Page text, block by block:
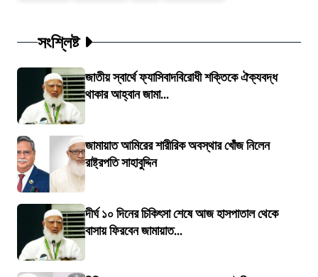
সংশ্লিষ্ট
জাতীয় স্বার্থে ফ্যাসিবাদবিরোধী শক্তিকে ঐক্যবদ্ধ
থাকার আহ্বান জামা...
জামায়াত আমিরের শারীরিক অবস্থার খোঁজ নিলেন
রাষ্ট্রপতি সাহাবুদ্দিন
দীর্ঘ ১০ দিনের চিকিৎসা শেষে আজ হাসপাতাল থেকে
বাসায় ফিরবেন জামায়াত...